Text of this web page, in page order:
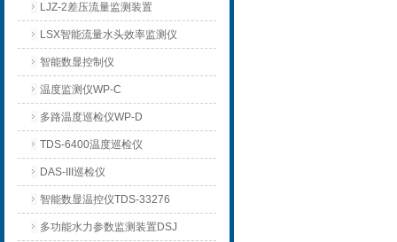
LJZ-2差压流量监测装置
LSX智能流量水头效率监测仪
智能数显控制仪
温度监测仪WP-C
多路温度巡检仪WP-D
TDS-6400温度巡检仪
DAS-III巡检仪
智能数显温控仪TDS-33276
多功能水力参数监测装置DSJ